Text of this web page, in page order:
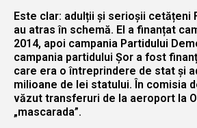
Este clar: adulții și serioșii cetățeni
au atras în schemă. El a finanțat
2014, apoi campania Partidului
campania partidului Șor a fost
care era o întreprindere de stat și
milioane de lei statului. În comisia
văzut transferuri de la aeroport la
„mascarada”.